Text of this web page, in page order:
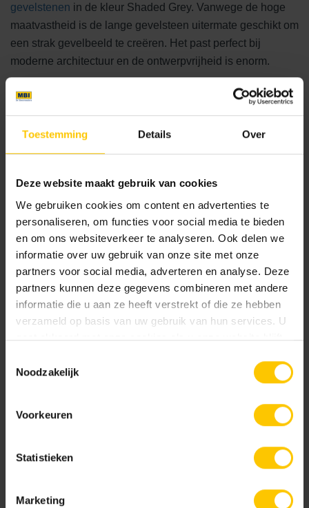
Toestemming Details Over
Deze website maakt gebruik van cookies
We gebruiken cookies om content en advertenties te
personaliseren, om functies voor social media te bieden
en om ons websiteverkeer te analyseren. Ook delen we
informatie over uw gebruik van onze site met onze
partners voor social media, adverteren en analyse. Deze
partners kunnen deze gegevens combineren met andere
informatie die u aan ze heeft verstrekt of die ze hebben
verzameld op basis van uw gebruik van hun services. U
gaat akkoord met onze cookies als u onze website blijft
Noodzakelijk
Voorkeuren
Statistieken
Marketing
gevelstenen in de kleur Shaded Grey. Vanwege de hoge
maatvastheid is de lange gevelsteen uitermate geschikt om
een strak gevelbeeld te creëren. Het past perfect bij
moderne architectuur en de ontwerpvrijheid is enorm.
Realisatie
2019
Hoogwaardige geveloplossingen
De voorbereidingsfase is het allerbelangrijkste
moment van het hele project. Daar bepaalt je de
sfeer en uitstraling van je project. Ben je
ontwerper? Plan een vrijblijvend adviesgesprek in
met één van onze adviseur!